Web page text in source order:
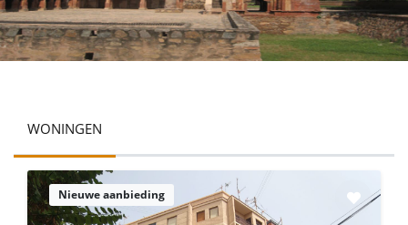
ontwikkelingsgebied India.
WONINGEN
Nieuwe aanbieding